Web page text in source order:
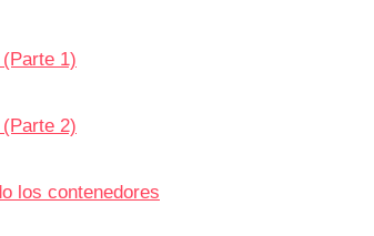
1)
2)
los contenedores